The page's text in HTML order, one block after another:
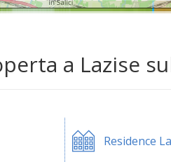
a Lazise
Residence